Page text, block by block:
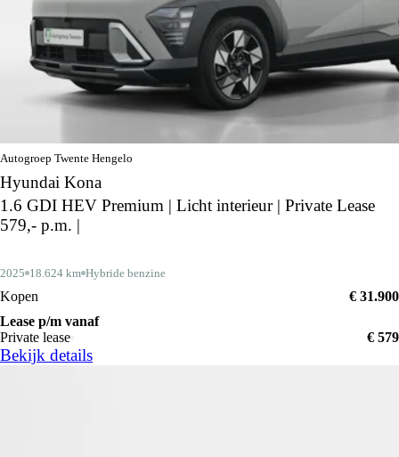
Autogroep Twente Hengelo
Hyundai Kona
1.6 GDI HEV Premium | Licht interieur | Private Lease
579,- p.m. |
2025 18.624 km Hybride benzine
Kopen
€ 31.900
Lease p/m vanaf
Private lease
€ 579
Bekijk details